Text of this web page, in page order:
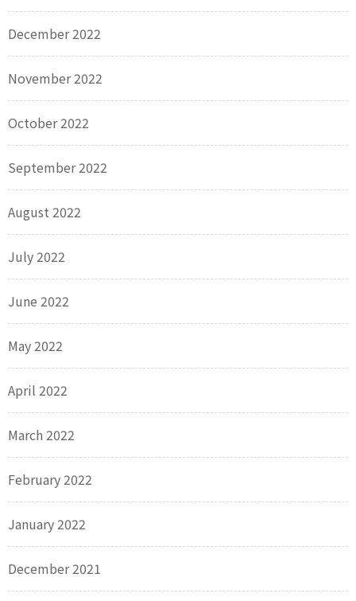
December 2022
November 2022
October 2022
September 2022
August 2022
July 2022
June 2022
May 2022
April 2022
March 2022
February 2022
January 2022
December 2021